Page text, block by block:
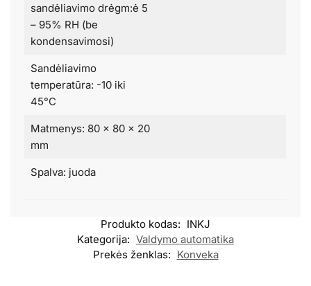
sandėliavimo drėgm:ė 5
– 95% RH (be
kondensavimosi)
Sandėliavimo
temperatūra: -10 iki
45°C
Matmenys: 80 x 80 x 20
mm
Spalva: juoda
Produkto kodas: INKJ
Kategorija: Valdymo automatika
Prekės ženklas: Konveka